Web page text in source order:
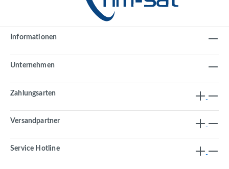
Informationen
Unternehmen
Zahlungsarten
Versandpartner
Service Hotline